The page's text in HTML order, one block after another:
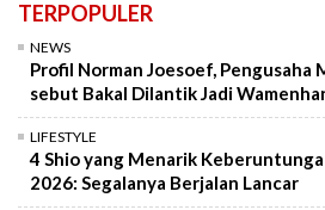
TERPOPULER
NEWS
Profil Norman Joesoef, Pengusaha
sebut Bakal Dilantik Jadi
LIFESTYLE
4 Shio yang Menarik
2026: Segalanya Berjalan Lancar